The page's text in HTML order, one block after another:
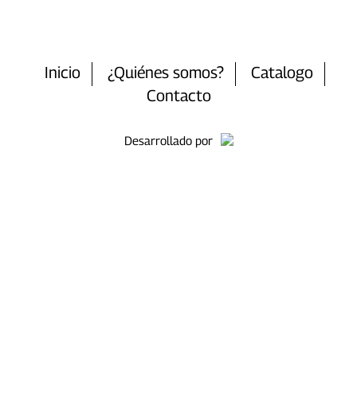
Inicio ¿Quiénes somos?
Catalogo
Contacto
Desarrollado por